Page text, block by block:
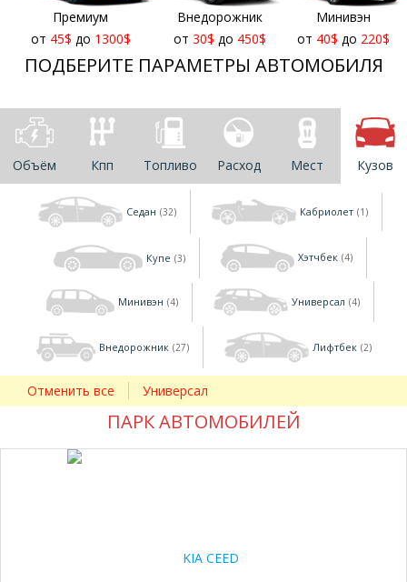
Премиум
от 45$ до 1300$
Внедорожник
от30$ до 450$
Минивэн
от 40$ до 220$
ПОДБЕРИТЕ ПАРАМЕТРЫ АВТОМОБИЛЯ
Объём Кпп Топливо Расход Мест Кузов
Седан (32) Кабриолет (1)
Купе (3) Хэтчбек (4)
Минивэн (4) Универсал (4)
Внедорожник (27) Лифтбек (2)
Отменить все Универсал
ПАРК АВТОМОБИЛЕЙ